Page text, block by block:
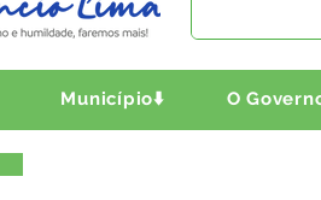
Município⬇️ O